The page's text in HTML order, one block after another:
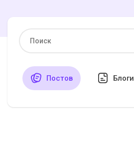
Смотреть Базар
Постов Блоги